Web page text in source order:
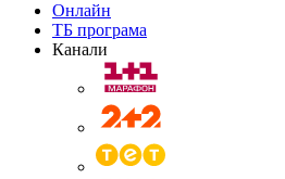
Онлайн
ТБ програма
Канали